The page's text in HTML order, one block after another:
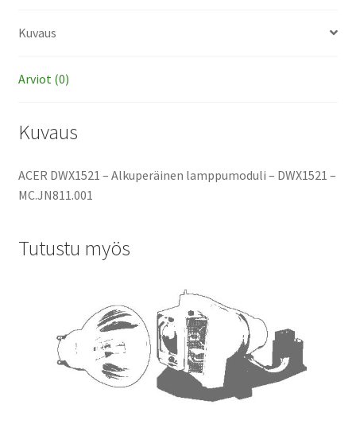
Kuvaus
Arviot (0)
Kuvaus
ACER DWX1521 – Alkuperäinen lamppumoduli – DWX1521 –
MC.JN811.001
Tutustu myös